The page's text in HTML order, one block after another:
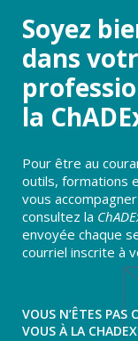
Soyez
dans
la
Pour être au
outils, formations
vous
consultez la
envoyée chaque
courriel inscrite à
VOUS N’ÊTES PAS
VOUS À LA